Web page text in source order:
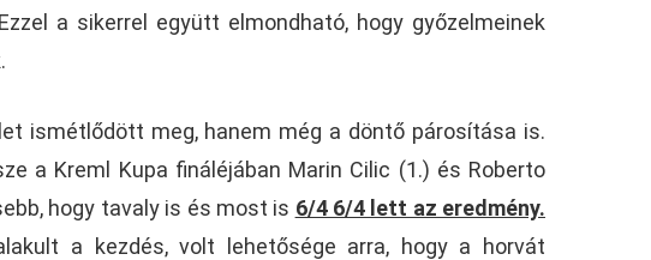
a sikerrel együtt elmondható, hogy győzelmeinek
ismétlődött meg, hanem még a döntő párosítása is.
a Kreml Kupa fináléjában Marin Cilic (1.) és Roberto
hogy tavaly is és most is 6/4 6/4 lett az eredmény.
a kezdés, volt lehetősége arra, hogy a horvát